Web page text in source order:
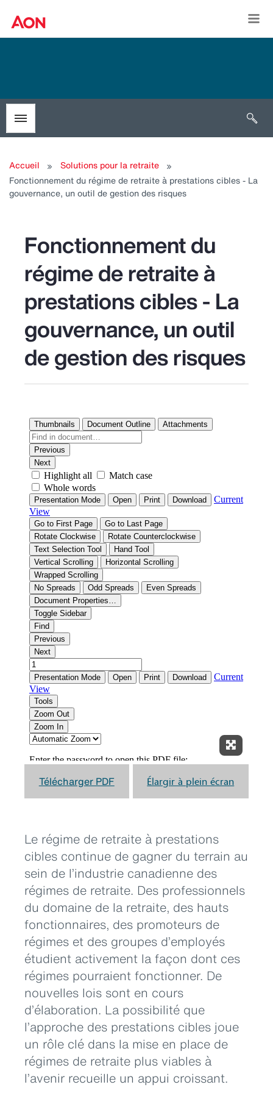
Toggle menubar
Accueil
Solutions pour la retraite
Fonctionnement du régime de retraite à prestations cibles - La
gouvernance, un outil de gestion des risques
Fonctionnement du
régime de retraite à
prestations cibles - La
gouvernance, un outil
de gestion des risques
Élargir
Télécharger PDF Élargir à plein écran
Le régime de retraite à prestations
cibles continue de gagner du terrain au
sein de l’industrie canadienne des
régimes de retraite. Des professionnels
du domaine de la retraite, des hauts
fonctionnaires, des promoteurs de
régimes et des groupes d’employés
étudient activement la façon dont ces
régimes pourraient fonctionner. De
nouvelles lois sont en cours
d’élaboration. La possibilité que
l’approche des prestations cibles joue
un rôle clé dans la mise en place de
régimes de retraite plus viables à
l’avenir recueille un appui croissant.